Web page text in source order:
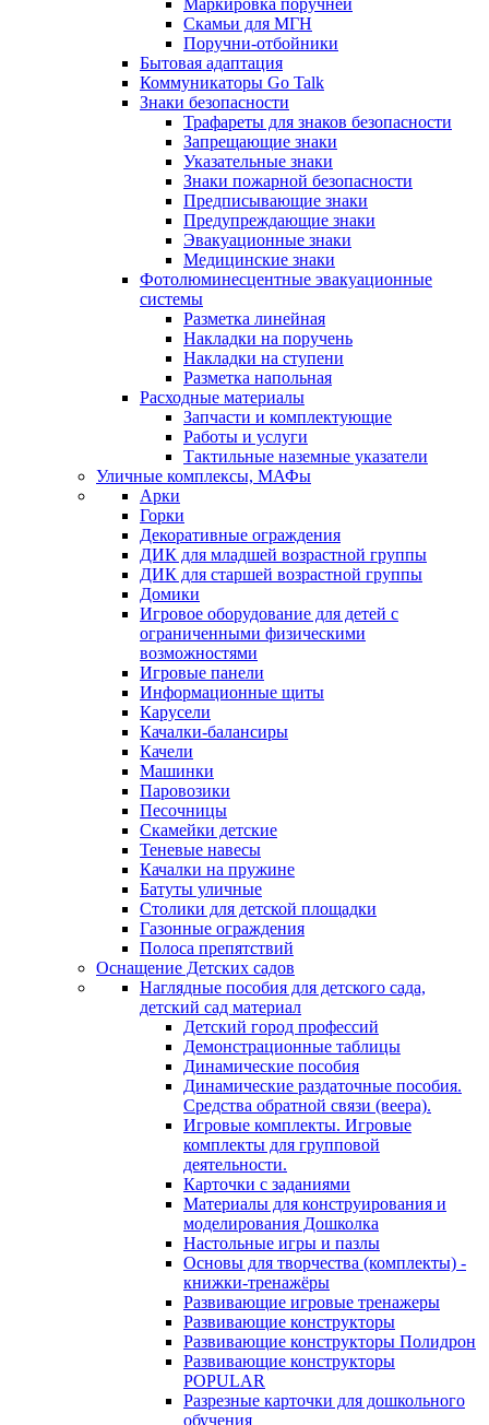
Маркировка поручней
Скамьи для МГН
Поручни-отбойники
Бытовая адаптация
Коммуникаторы Go Talk
Знаки безопасности
Трафареты для знаков безопасности
Запрещающие знаки
Указательные знаки
Знаки пожарной безопасности
Предписывающие знаки
Предупреждающие знаки
Эвакуационные знаки
Медицинские знаки
Фотолюминесцентные эвакуационные
системы
Разметка линейная
Накладки на поручень
Накладки на ступени
Разметка напольная
Расходные материалы
Запчасти и комплектующие
Работы и услуги
Тактильные наземные указатели
Уличные комплексы, МАФы
Арки
Горки
Декоративные ограждения
ДИК для младшей возрастной группы
ДИК для старшей возрастной группы
Домики
Игровое оборудование для детей с
ограниченными физическими
возможностями
Игровые панели
Информационные щиты
Карусели
Качалки-балансиры
Качели
Машинки
Паровозики
Песочницы
Скамейки детские
Теневые навесы
Качалки на пружине
Батуты уличные
Столики для детской площадки
Газонные ограждения
Полоса препятствий
Оснащение Детских садов
Наглядные пособия для детского сада,
детский сад материал
Детский город профессий
Демонстрационные таблицы
Динамические пособия
Динамические раздаточные пособия.
Средства обратной связи (веера).
Игровые комплекты. Игровые
комплекты для групповой
деятельности.
Карточки с заданиями
Материалы для конструирования и
моделирования Дошколка
Настольные игры и пазлы
Основы для творчества (комплекты) -
книжки-тренажёры
Развивающие игровые тренажеры
Развивающие конструкторы
Развивающие конструкторы Полидрон
Развивающие конструкторы
POPULAR
Разрезные карточки для дошкольного
обучения